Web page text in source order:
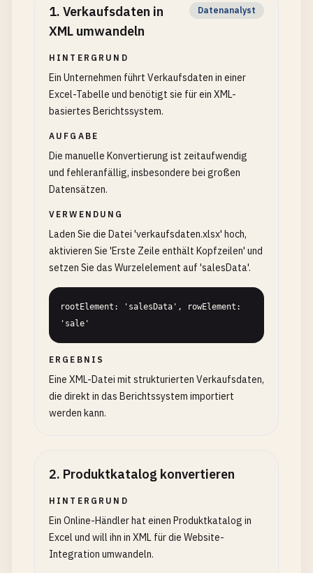
1. Verkaufsdaten in
XML umwandeln
Datenanalyst
HINTERGRUND
Ein Unternehmen führt Verkaufsdaten in einer
Excel-Tabelle und benötigt sie für ein XML-
basiertes Berichtssystem.
AUFGABE
Die manuelle Konvertierung ist zeitaufwendig
und fehleranfällig, insbesondere bei großen
Datensätzen.
VERWENDUNG
Laden Sie die Datei 'verkaufsdaten.xlsx' hoch,
aktivieren Sie 'Erste Zeile enthält Kopfzeilen' und
setzen Sie das Wurzelelement auf 'salesData'.
rootElement: 'salesData', rowElement:
'sale'
ERGEBNIS
Eine XML-Datei mit strukturierten Verkaufsdaten,
die direkt in das Berichtssystem importiert
werden kann.
2. Produktkatalog konvertieren
HINTERGRUND
Ein Online-Händler hat einen Produktkatalog in
Excel und will ihn in XML für die Website-
Integration umwandeln.